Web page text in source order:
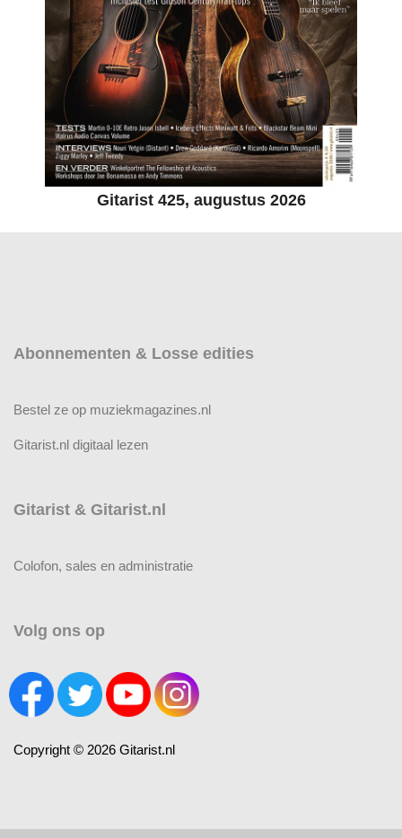
Gitarist 425, augustus 2026
Abonnementen & Losse edities
Bestel ze op muziekmagazines.nl
Gitarist.nl digitaal lezen
Gitarist & Gitarist.nl
Colofon, sales en administratie
Volg ons op
Copyright © 2026 Gitarist.nl